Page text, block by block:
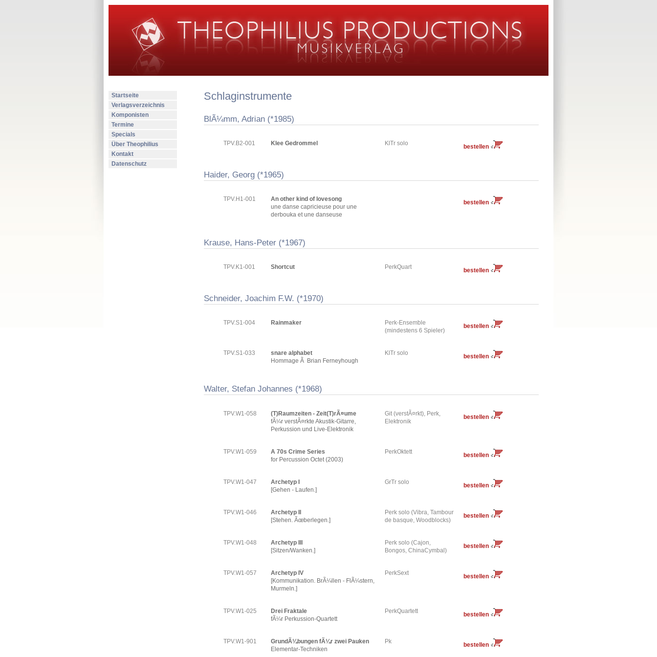
Startseite
Verlagsverzeichnis
Komponisten
Termine
Specials
Über Theophilius
Kontakt
Datenschutz
Schlaginstrumente
BlÃ¼mm, Adrian (*1985)
TPV.B2-001 Klee Gedrommel KlTr solo bestellen
Haider, Georg (*1965)
TPV.H1-001
An other kind of lovesong
une danse capricieuse pour une
derbouka et une danseuse
bestellen
Krause, Hans-Peter (*1967)
TPV.K1-001 Shortcut PerkQuart bestellen
Schneider, Joachim F.W. (*1970)
TPV.S1-004 Rainmaker
Perk-Ensemble
(mindestens 6 Spieler)
bestellen
TPV.S1-033
snare alphabet
Hommage Ã Brian Ferneyhough
KlTr solo bestellen
Walter, Stefan Johannes (*1968)
TPV.W1-058
(T)Raumzeiten - Zeit(T)rÃ¤ume
fÃ¼r verstÃ¤rkte Akustik-Gitarre,
Perkussion und Live-Elektronik
Git (verstÃ¤rkt), Perk,
Elektronik
bestellen
TPV.W1-059
A 70s Crime Series
for Percussion Octet (2003)
PerkOktett bestellen
TPV.W1-047
Archetyp I
[Gehen - Laufen.]
GrTr solo bestellen
TPV.W1-046
Archetyp II
[Stehen. Ãœberlegen.]
Perk solo (Vibra, Tambour
de basque, Woodblocks)
bestellen
TPV.W1-048
Archetyp III
[Sitzen/Wanken.]
Perk solo (Cajon,
Bongos, ChinaCymbal)
bestellen
TPV.W1-057
Archetyp IV
[Kommunikation. BrÃ¼llen - FlÃ¼stern,
Murmeln.]
PerkSext bestellen
TPV.W1-025
Drei Fraktale
fÃ¼r Perkussion-Quartett
PerkQuartett bestellen
TPV.W1-901
GrundÃ¼bungen fÃ¼r zwei Pauken
Elementar-Techniken
Pk bestellen